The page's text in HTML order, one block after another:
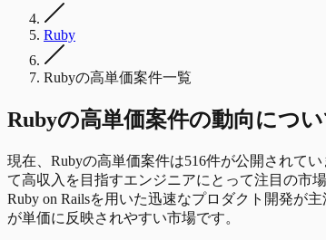
Ruby
Rubyの高単価案件一覧
Rubyの高単価案件の動向につい
現在、Rubyの高単価案件は516件が公開されて
て高収入を目指すエンジニアにとって注目の市
Ruby on Railsを用いた迅速なプロダクト開発が
が単価に反映されやすい市場です。